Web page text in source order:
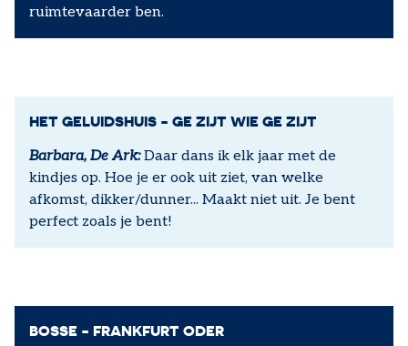
ruimtevaarder ben.
HET GELUIDSHUIS - GE ZIJT WIE GE ZIJT
Barbara, De Ark:Daar dans ik elk jaar met de
kindjes op. Hoe je er ook uit ziet, van welke
afkomst, dikker/dunner... Maakt niet uit. Je bent
perfect zoals je bent!
BOSSE - FRANKFURT ODER